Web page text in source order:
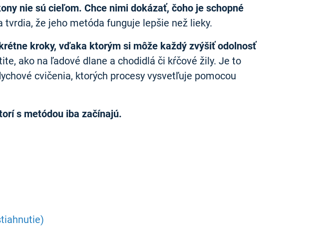
nie sú cieľom. Chce nimi dokázať, čoho je schopné
tvrdia, že jeho metóda funguje lepšie než lieky.
kroky, vďaka ktorým si môže každý zvýšiť odolnosť
ako na ľadové dlane a chodidlá či kŕčové žily. Je to
cvičenia, ktorých procesy vysvetľuje pomocou
s metódou iba začínajú.